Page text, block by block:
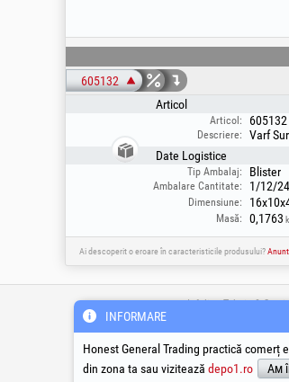
605132
Articol
Articol: 605132
Descriere:
Varf
Date Logistice
Tip Ambalaj: Blister
Ambalare Cantitate: 1/12/24
Dimensiune:
Masă: 0,1763
Ai descoperit o eroare în caracteristicile produsului?
Infoline Tehnic &
0800-008-008
Apel Gratuit din
INFORMARE
Honest General Trading practică comerț
din zona ta sau vizitează depo1.ro Am